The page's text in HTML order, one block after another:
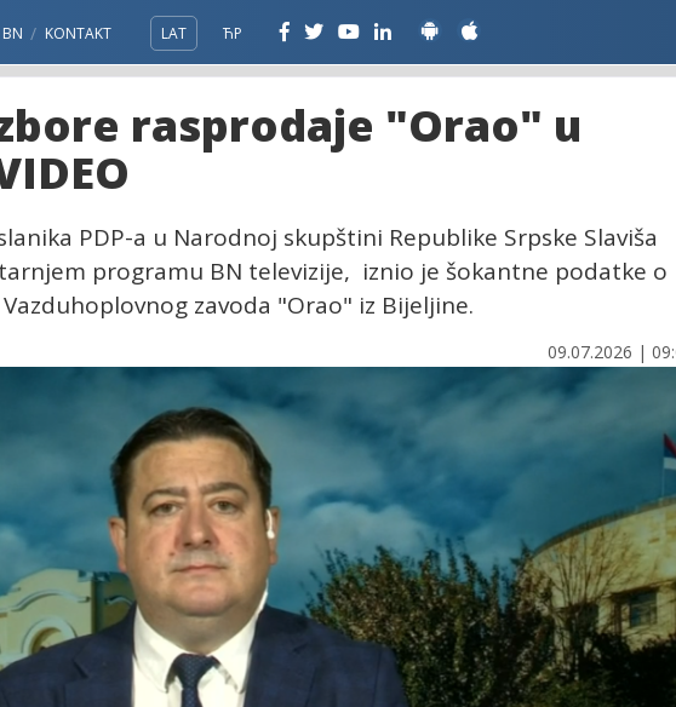
BN KONTAKT LAT ЋР
rasprodaje "Orao" u
PDP-a u Narodnoj skupštini Republike Srpske Slaviša
programu BN televizije, iznio je šokantne podatke o
zavoda "Orao" iz Bijeljine.
09.07.2026 |